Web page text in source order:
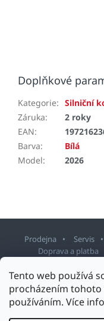
Tento web používá
procházením tohoto
používáním. Více
Doplňkové
Kategorie: Silniční
Záruka:
2 roky
EAN:
Barva:
Bílá
Model: 2026
Prodejna Servis
Doprava a platba